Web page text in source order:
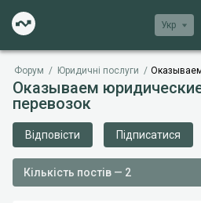
Укр
Форум / Юридичні послуги /
Оказываем
перевозок
Відповісти Підписатися
Кількість постів — 2